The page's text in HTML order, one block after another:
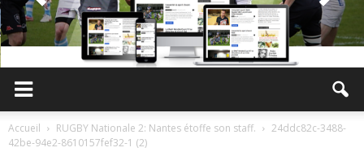
Sport
Accueil RUGBY Nationale 2: Nantes étoffe son staff.
24ddc82c-3488-
42be-94e2-8610157fef32-1 (2)